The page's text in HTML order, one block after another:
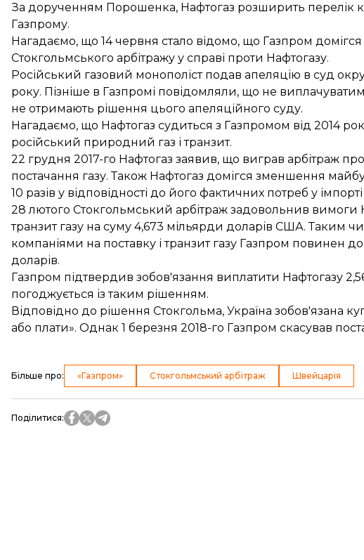
За дорученням Порошенка, Нафтогаз розширить перелік
Газпрому.
Нагадаємо, що 14 червня стало відомо, що Газпром
Стокгольмського арбітражу у справі проти Нафтогазу.
Російський газовий монополіст подав апеляцію в суд
року. Пізніше в Газпромі повідомляли, що не
не отримають рішення цього апеляційного суду.
Нагадаємо, що Нафтогаз судиться з Газпромом від 2014
російський природний газ і транзит.
22 грудня 2017-го Нафтогаз заявив, що виграв арбітраж
постачання газу. Також Нафтогаз домігся зменшення
10 разів у відповідності до його фактичних потреб у імпорті
28 лютого Стокгольмський арбітраж задовольнив вимоги
транзит газу на суму 4,673 мільярди доларів США. Таким
компаніями на поставку і транзит газу Газпром повинен
доларів.
Газпром підтвердив зобов'язання виплатити Нафтогазу
погоджується із таким рішенням.
Відповідно до рішення Стокгольма, Україна зобов'язана
або плати». Однак 1 березня 2018-го Газпром скасував
Більше про: «Газпром» Стокгольмський арбітраж Швейцарія
Поділитися: